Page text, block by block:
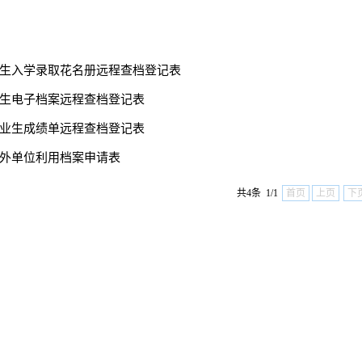
入学录取花名册远程查档登记表
电子档案远程查档登记表
生成绩单远程查档登记表
单位利用档案申请表
共4条 1/1 首页 上页 下